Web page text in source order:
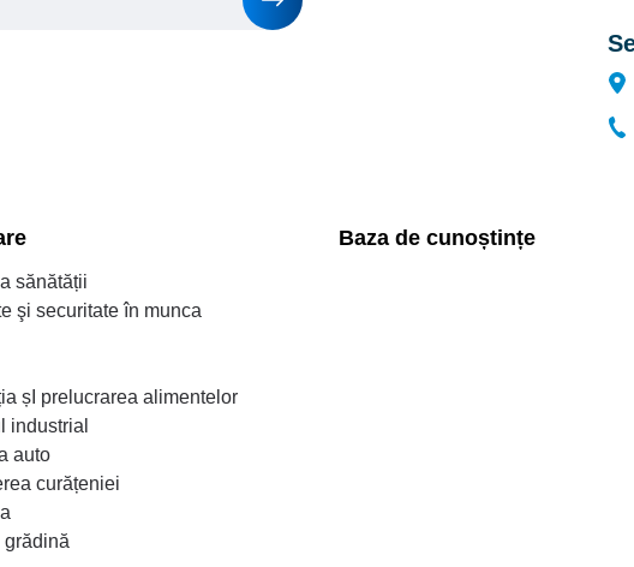
sănătății
şi securitate în munca
șI prelucrarea alimentelor
industrial
auto
curățeniei
grădină
Baza de cunoștințe